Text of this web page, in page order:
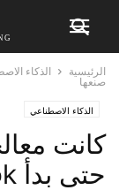
الرئيسية الذكاء
صنعها
الذكاء الاصطناعي
حتى بدأ Grok في صنعها